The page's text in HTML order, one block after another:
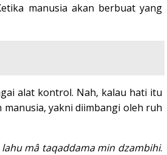
manusia akan berbuat yang
alat kontrol. Nah, kalau hati itu
yakni diimbangi oleh ruh
mâ taqaddama min dzambihi.